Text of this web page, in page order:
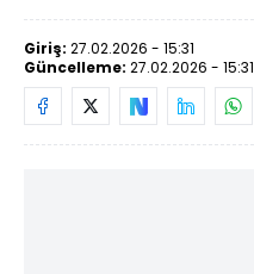
Giriş: 27.02.2026 - 15:31
Güncelleme: 27.02.2026 - 15:31